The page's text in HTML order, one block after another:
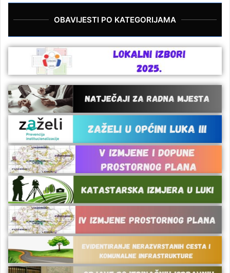
OBAVIJESTI PO KATEGORIJAMA